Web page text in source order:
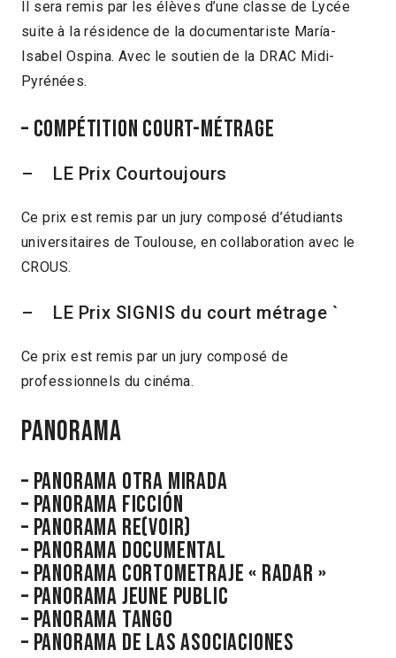
Il sera remis par les élèves d’une classe de Lycée
suite à la résidence de la documentariste María-
Isabel Ospina.Avec le soutien de la DRAC Midi-
Pyrénées.
– Compétition court-métrage
– LE Prix Courtoujours
Ce prix est remis par un jury composé d’étudiants
universitaires de Toulouse, en collaboration avec le
CROUS.
– LE Prix SIGNIS du court métrage `
Ce prix est remis par un jury composé de
professionnels du cinéma.
Panorama
– PANORAMA OTRA MIRADA
– PANORAMA FICCIÓN
– PANORAMA RE(VOIR)
– PANORAMA DOCUMENTAL
– PANORAMA CORTOMETRAJE « RADAR »
– PANORAMA JEUNE PUBLIC
– PANORAMA TANGO
– PANORAMA DE LAS ASOCIACIONES